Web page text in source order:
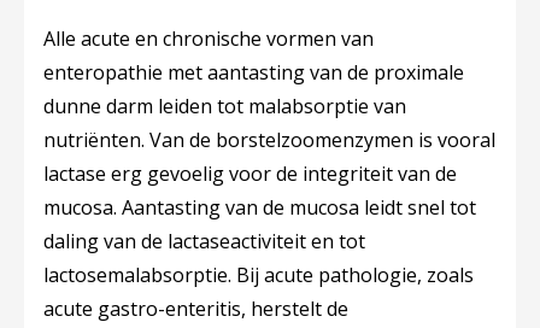
Alle acute en chronische vormen van
enteropathie met aantasting van de proximale
dunne darm leiden tot malabsorptie van
nutriënten. Van de borstelzoomenzymen is vooral
lactase erg gevoelig voor de integriteit van de
mucosa. Aantasting van de mucosa leidt snel tot
daling van de lactaseactiviteit en tot
lactosemalabsorptie. Bij acute pathologie, zoals
acute gastro-enteritis, herstelt de